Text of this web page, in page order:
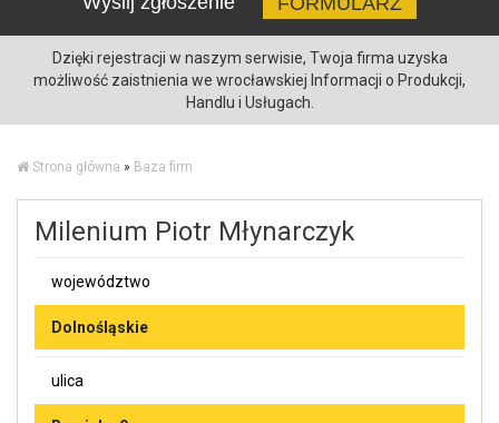
Dzięki rejestracji w naszym serwisie, Twoja firma uzyska
możliwość zaistnienia we wrocławskiej Informacji o Produkcji,
Handlu i Usługach.
Strona główna » Baza firm
Milenium Piotr Młynarczyk
województwo
Dolnośląskie
ulica